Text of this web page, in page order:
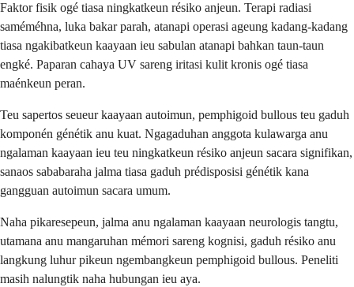
Faktor fisik ogé tiasa ningkatkeun résiko anjeun. Terapi radiasi
saméméhna, luka bakar parah, atanapi operasi ageung kadang-kadang
tiasa ngakibatkeun kaayaan ieu sabulan atanapi bahkan taun-taun
engké. Paparan cahaya UV sareng iritasi kulit kronis ogé tiasa
maénkeun peran.
Teu sapertos seueur kaayaan autoimun, pemphigoid bullous teu gaduh
komponén génétik anu kuat. Ngagaduhan anggota kulawarga anu
ngalaman kaayaan ieu teu ningkatkeun résiko anjeun sacara signifikan,
sanaos sababaraha jalma tiasa gaduh prédisposisi génétik kana
gangguan autoimun sacara umum.
Naha pikaresepeun, jalma anu ngalaman kaayaan neurologis tangtu,
utamana anu mangaruhan mémori sareng kognisi, gaduh résiko anu
langkung luhur pikeun ngembangkeun pemphigoid bullous. Peneliti
masih nalungtik naha hubungan ieu aya.